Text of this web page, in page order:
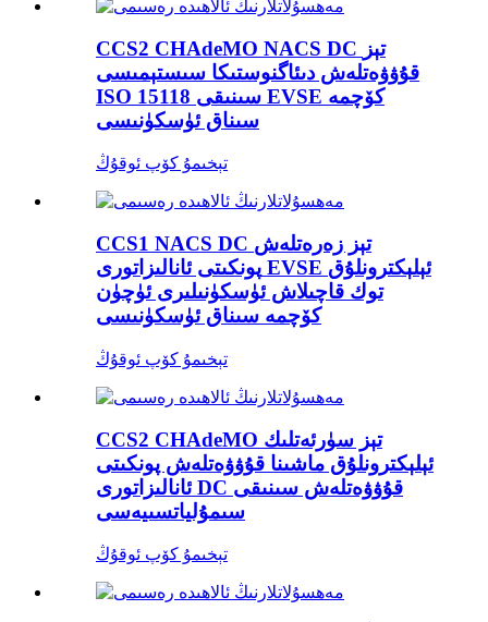
CCS2 CHAdeMO NACS DC تېز
قۇۋۋەتلەش دىئاگنوستىكا سىستېمىسى
ISO 15118 سىنىقى EVSE كۆچمە
سىناق ئۈسكۈنىسى
تېخىمۇ كۆپ ئوقۇڭ
CCS1 NACS DC تېز زەرەتلەش
پونكىتى ئانالىزاتورى EVSE ئېلېكترونلۇق
توك قاچىلاش ئۈسكۈنىلىرى ئۈچۈن
كۆچمە سىناق ئۈسكۈنىسى
تېخىمۇ كۆپ ئوقۇڭ
CCS2 CHAdeMO تېز سۈرئەتلىك
ئېلېكترونلۇق ماشىنا قۇۋۋەتلەش پونكىتى
ئانالىزاتورى DC قۇۋۋەتلەش سىنىقى
سىمۇلياتسىيەسى
تېخىمۇ كۆپ ئوقۇڭ